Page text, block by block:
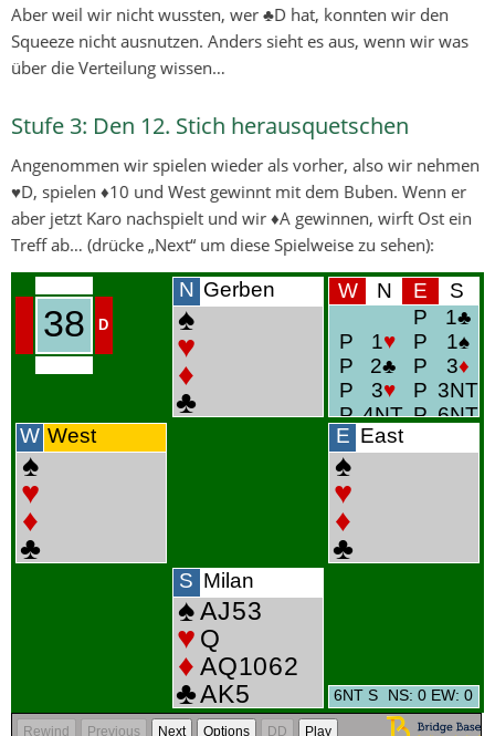
Aber weil wir nicht wussten, wer ♣D hat, konnten wir den
Squeeze nicht ausnutzen. Anders sieht es aus, wenn wir was
über die Verteilung wissen…
Stufe 3: Den 12. Stich herausquetschen
Angenommen wir spielen wieder als vorher, also wir nehmen
♥D, spielen ♦10 und West gewinnt mit dem Buben. Wenn er
aber jetzt Karo nachspielt und wir ♦A gewinnen, wirft Ost ein
Treff ab… (drücke „Next“ um diese Spielweise zu sehen):